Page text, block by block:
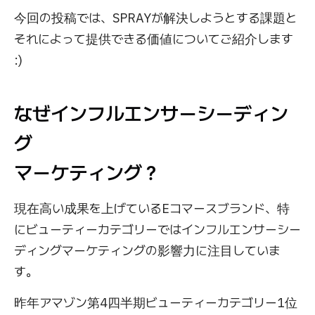
今回の投稿では、SPRAYが解決しようとする課題と
それによって提供できる価値についてご紹介します
:)
なぜインフルエンサーシーディン
グ
マーケティング？
現在高い成果を上げているEコマースブランド、特
にビューティーカテゴリーではインフルエンサーシー
ディングマーケティングの影響力に注目していま
す。
昨年アマゾン第4四半期ビューティーカテゴリー1位